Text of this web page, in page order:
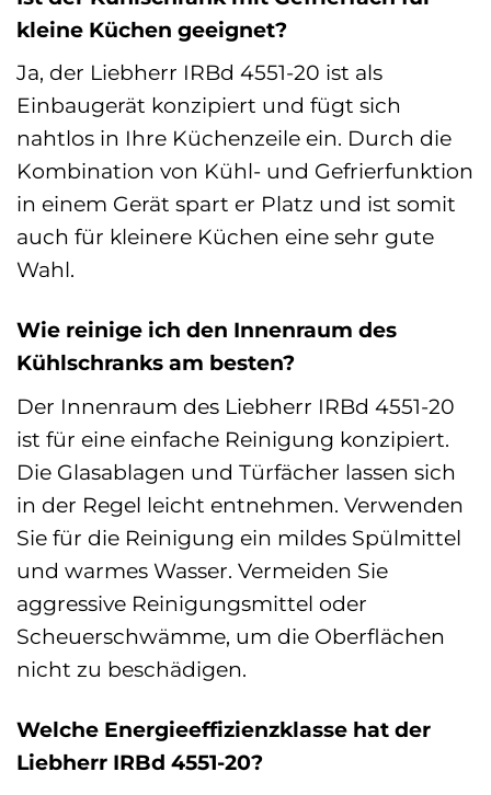
kleine Küchen geeignet?
Ja, der Liebherr IRBd 4551-20 ist als
Einbaugerät konzipiert und fügt sich
nahtlos in Ihre Küchenzeile ein. Durch die
Kombination von Kühl- und Gefrierfunktion
in einem Gerät spart er Platz und ist somit
auch für kleinere Küchen eine sehr gute
Wahl.
Wie reinige ich den Innenraum des
Kühlschranks am besten?
Der Innenraum des Liebherr IRBd 4551-20
ist für eine einfache Reinigung konzipiert.
Die Glasablagen und Türfächer lassen sich
in der Regel leicht entnehmen. Verwenden
Sie für die Reinigung ein mildes Spülmittel
und warmes Wasser. Vermeiden Sie
aggressive Reinigungsmittel oder
Scheuerschwämme, um die Oberflächen
nicht zu beschädigen.
Welche Energieeffizienzklasse hat der
Liebherr IRBd 4551-20?